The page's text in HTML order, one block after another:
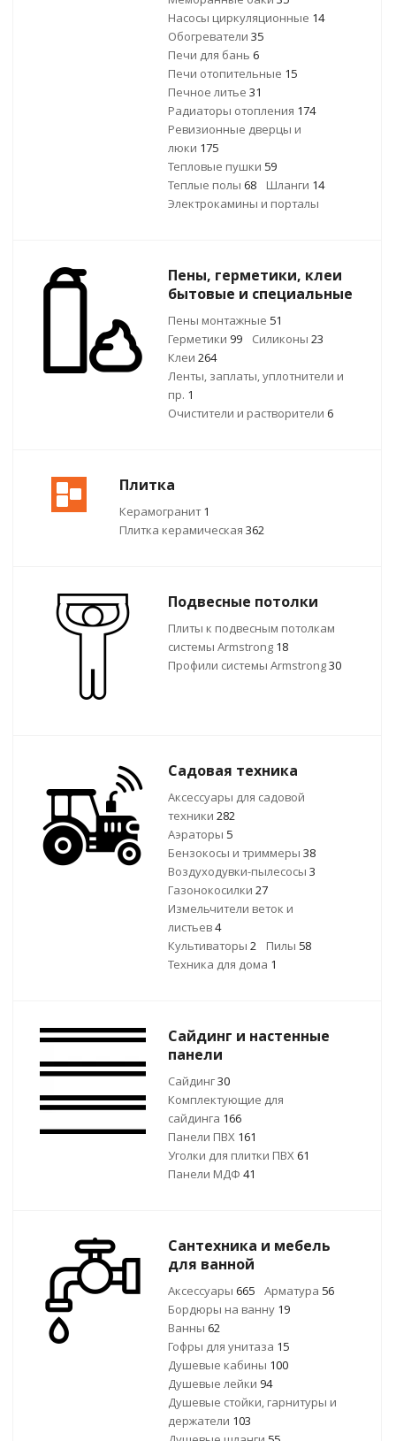
Насосы циркуляционные 14
Обогреватели 35
Печи для бань 6
Печи отопительные 15
Печное литье 31
Радиаторы отопления 174
Ревизионные дверцы и
люки 175
Тепловые пушки 59
Теплые полы 68 Шланги 14
Электрокамины и порталы
Пены, герметики, клеи
бытовые и специальные
Пены монтажные 51
Герметики 99 Силиконы 23
Клеи 264
Ленты, заплаты, уплотнители и
пр. 1
Очистители и растворители 6
Плитка
Керамогранит1
Плитка керамическая 362
Подвесные потолки
Плиты к подвесным потолкам
системы Armstrong 18
Профили системы Armstrong30
Садовая техника
Аксессуары для садовой
техники 282
Аэраторы 5
Бензокосы и триммеры 38
Воздуходувки-пылесосы 3
Газонокосилки 27
Измельчители веток и
листьев4
Культиваторы 2 Пилы 58
Техника для дома 1
Сайдинг и настенные
панели
Сайдинг30
Комплектующие для
сайдинга 166
Панели ПВХ 161
Уголки для плитки ПВХ61
Панели МДФ 41
Сантехника и мебель
для ванной
Аксессуары 665 Арматура 56
Бордюры на ванну 19
Ванны 62
Гофры для унитаза 15
Душевые кабины 100
Душевые лейки 94
Душевые стойки, гарнитуры и
держатели 103